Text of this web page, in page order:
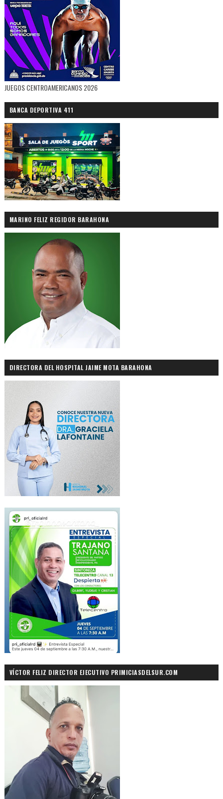
JUEGOS CENTROAMERICANOS 2026
BANCA DEPORTIVA 411
MARINO FELIZ REGIDOR BARAHONA
DIRECTORA DEL HOSPITAL JAIME MOTA BARAHONA
VÍCTOR FELIZ DIRECTOR EJECUTIVO PRIMICIASDELSUR.COM